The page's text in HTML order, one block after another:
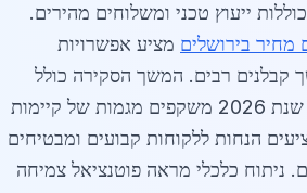
ייעוץ טכני ומשלוחים מהירים.
מחיר בירושלים מציע אפשרויות
קבלנים רבים. המשך הסקירה כולל
פירוט על סוגי ברונזה שונים כגון ברונזה אדומה וצהובה המשמשים במבנים עם עמידות גבוהה בפני קורוזיה. מחירי שנת 2026 משקפים מגמות של קיימות
הנחות ללקוחות קבועים ומבטיחים
ניתוח כלכלי מראה פוטנציאל צמיחה